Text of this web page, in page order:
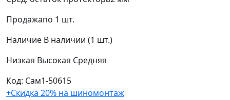
Продажапо 1 шт.
Наличие В наличии (1 шт.)
Низкая Высокая Средняя
Код: Сам1-50615
+Скидка 20% на шиномонтаж